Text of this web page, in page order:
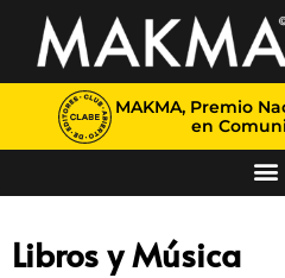
MAKMA, Premio
en
Libros y Música